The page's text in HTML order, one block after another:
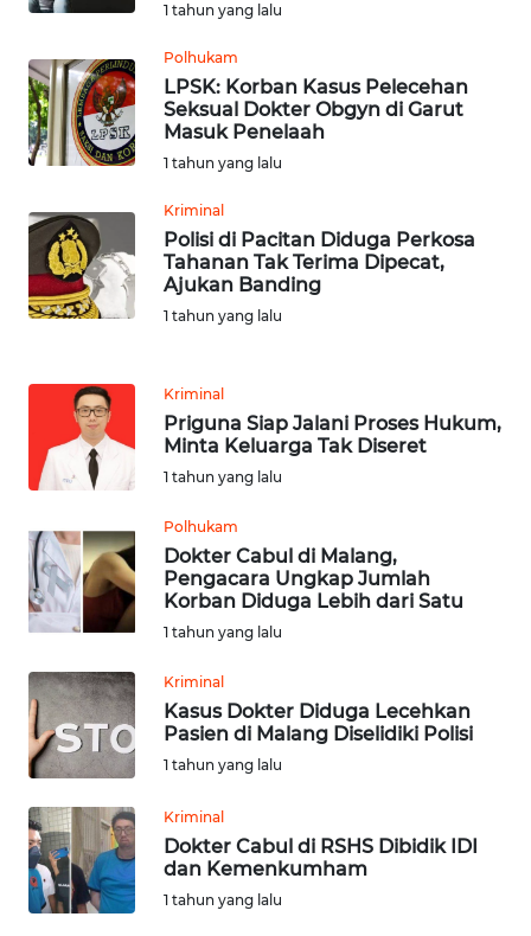
1 tahun yang lalu
Polhukam
LPSK: Korban Kasus Pelecehan
Seksual Dokter Obgyn di Garut
Masuk Penelaah
1 tahun yang lalu
Kriminal
Polisi di Pacitan Diduga Perkosa
Tahanan Tak Terima Dipecat,
Ajukan Banding
1 tahun yang lalu
Kriminal
Priguna Siap Jalani Proses Hukum,
Minta Keluarga Tak Diseret
1 tahun yang lalu
Polhukam
Dokter Cabul di Malang,
Pengacara Ungkap Jumlah
Korban Diduga Lebih dari Satu
1 tahun yang lalu
Kriminal
Kasus Dokter Diduga Lecehkan
Pasien di Malang Diselidiki Polisi
1 tahun yang lalu
Kriminal
Dokter Cabul di RSHS Dibidik IDI
dan Kemenkumham
1 tahun yang lalu
WN
TAPANULI
SELATAN
TANJUNG
LESUNG
WN
WN
SIMALUNGUN
WN
WN
TAPANULI
TENGAH
WN DELI
SERDANG
WN
TEBING
TINGGI
WN
PAKPAK